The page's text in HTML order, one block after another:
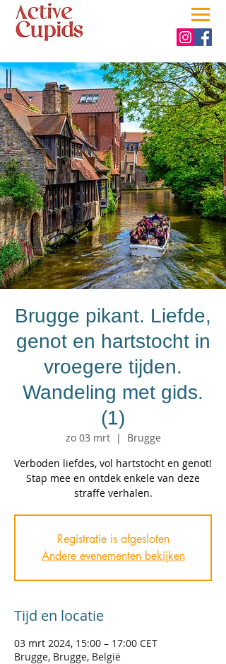
Brugge pikant. Liefde,
genot en hartstocht in
vroegere tijden.
Wandeling met gids.
(1)
zo 03 mrt
  |
Brugge
Verboden liefdes, vol hartstocht en genot!
Stap mee en ontdek enkele van deze
straffe verhalen.
Registratie is afgesloten
Andere evenementen bekijken
Tijd en locatie
03 mrt 2024, 15:00 – 17:00 CET
Brugge, Brugge, België